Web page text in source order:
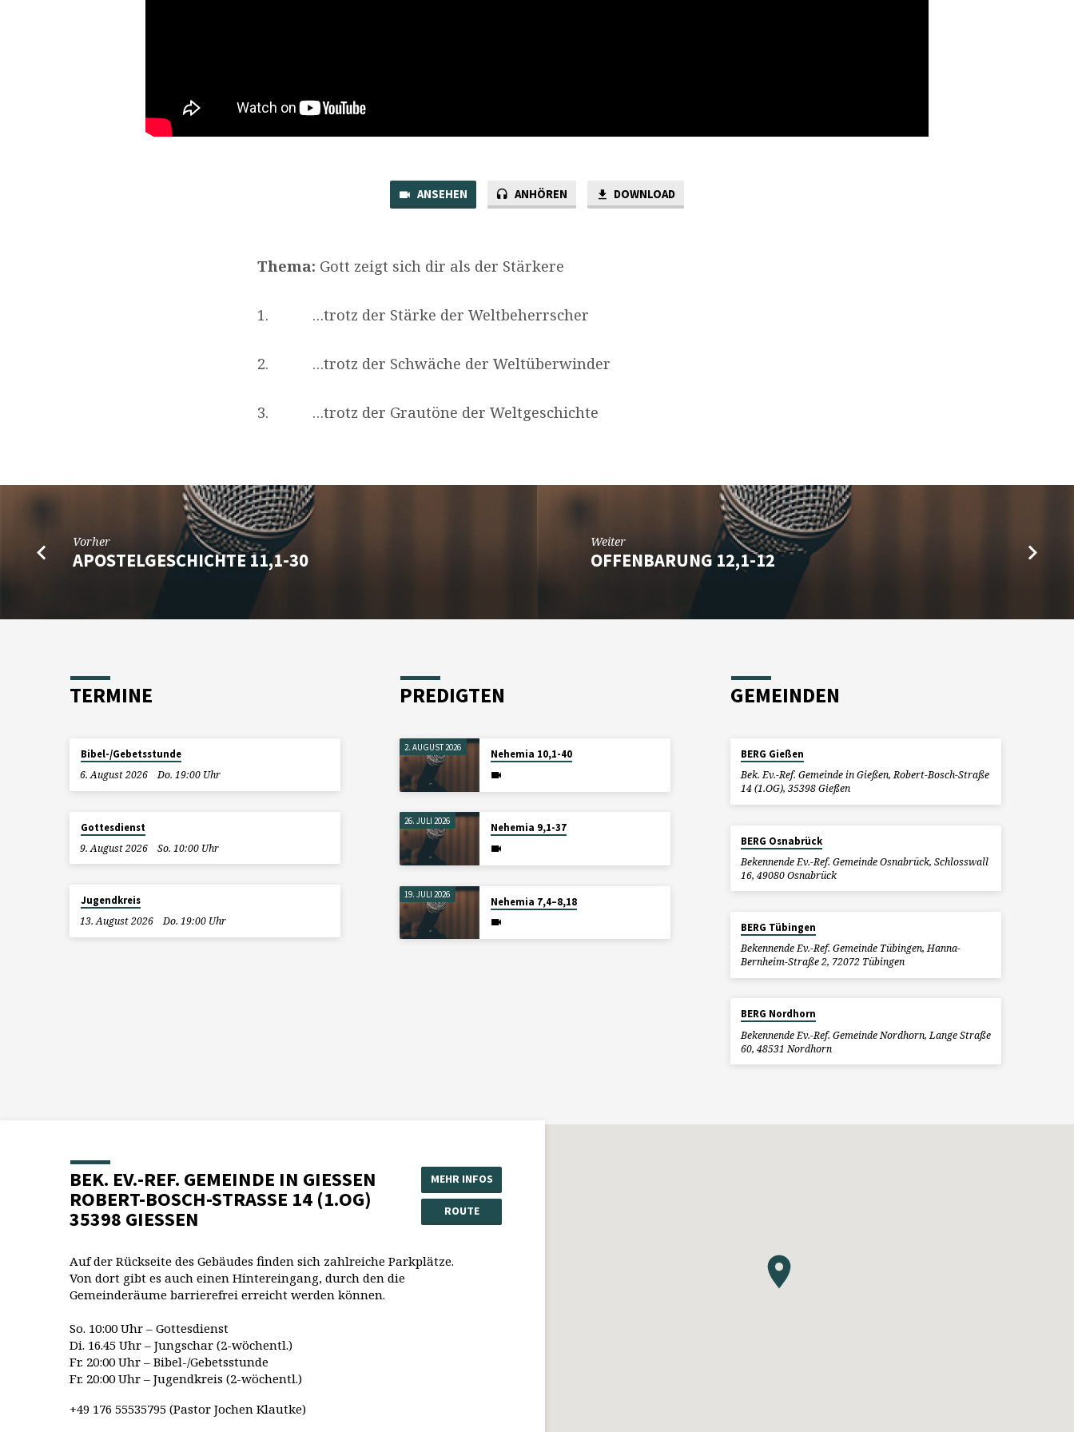
ANSEHEN ANHÖREN DOWNLOAD
Thema: Gott zeigt sich dir als der Stärkere
1. …trotz der Stärke der Weltbeherrscher
2. …trotz der Schwäche der Weltüberwinder
3. …trotz der Grautöne der Weltgeschichte
Vorher
APOSTELGESCHICHTE 11,1-30
Weiter
OFFENBARUNG 12,1-12
TERMINE
Bibel-/Gebetsstunde
6. August 2026
Do. 19:00 Uhr
Gottesdienst
9. August 2026
So. 10:00 Uhr
Jugendkreis
13. August 2026
Do. 19:00 Uhr
PREDIGTEN
2. AUGUST 2026
Nehemia 10,1-40
26. JULI 2026
Nehemia 9,1-37
19. JULI 2026
Nehemia 7,4–8,18
GEMEINDEN
BERG Gießen
Bek. Ev.-Ref. Gemeinde in Gießen, Robert-Bosch-Straße
14 (1.OG), 35398 Gießen
BERG Osnabrück
Bekennende Ev.-Ref. Gemeinde Osnabrück, Schlosswall
16, 49080 Osnabrück
BERG Tübingen
Bekennende Ev.-Ref. Gemeinde Tübingen, Hanna-
Bernheim-Straße 2, 72072 Tübingen
BERG Nordhorn
Bekennende Ev.-Ref. Gemeinde Nordhorn, Lange Straße
60, 48531 Nordhorn
BEK. EV.-REF. GEMEINDE IN GIESSEN
ROBERT-BOSCH-STRASSE 14 (1.OG)
35398 GIESSEN
MEHR INFOS
ROUTE
Auf der Rückseite des Gebäudes finden sich zahlreiche Parkplätze.
Von dort gibt es auch einen Hintereingang, durch den die
Gemeinderäume barrierefrei erreicht werden können.
So. 10:00 Uhr – Gottesdienst
Di. 16.45 Uhr – Jungschar (2-wöchentl.)
Fr. 20:00 Uhr – Bibel-/Gebetsstunde
Fr. 20:00 Uhr – Jugendkreis (2-wöchentl.)
+49 176 55535795 (Pastor Jochen Klautke)